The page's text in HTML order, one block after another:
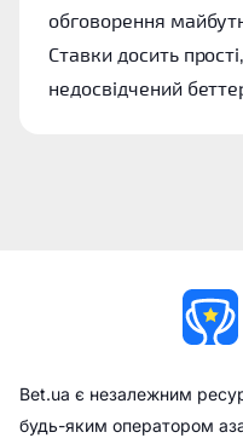
обговорення
Ставки досить
недосвідчений
Bet.ua є незалежним
будь-яким оператором